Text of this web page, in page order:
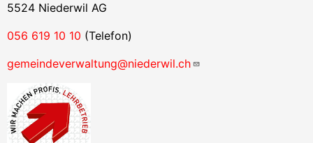
5524 Niederwil AG
056 619 10 10 (Telefon)
gemeindeverwaltung@niederwil.ch